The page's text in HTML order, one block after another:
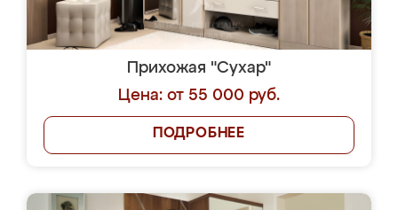
Прихожая "Сухар"
Цена: от 55 000 руб.
ПОДРОБНЕЕ